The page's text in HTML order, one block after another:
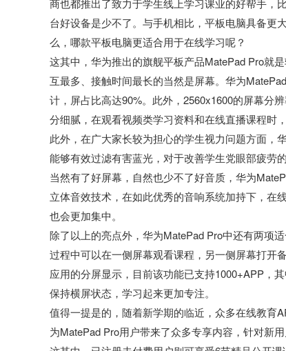
商也都推出了致力于学生线上学习课业的好帮手，
台好设备是少不了。与手机相比，平板电脑具备更
么，哪款平板电脑更适合用于在线学习呢？
这其中，华为推出的旗舰平板产品MatePad Pro就
互最多、接触时间最长的当然是屏幕。华为
计，屏占比高达90%。此外，2560x1600的屏幕分
分细腻，在观看视频类学习资料和在线直播课程时，
此外，在广大家长较为担心的学生视力问题方面，
能够有效过滤有害蓝光，对于改善学生党眼部疲劳
当然有了好屏幕，自然也少不了好音质，华为
立体音效技术，在如此优秀的音响系统加持下，在
也会更加集中。
除了以上的亮点外，华为MatePad Pro中还有两项
过程中可以在一侧屏幕观看课程，另一侧屏幕打开
应用的分屏显示，目前该功能已支持1000+APP，
保持横屏状态，学习起来更加专注。
值得一提是的，随着新学期的临近，众多在线教育
为MatePad Pro用户带来了众多专享内容，针对新